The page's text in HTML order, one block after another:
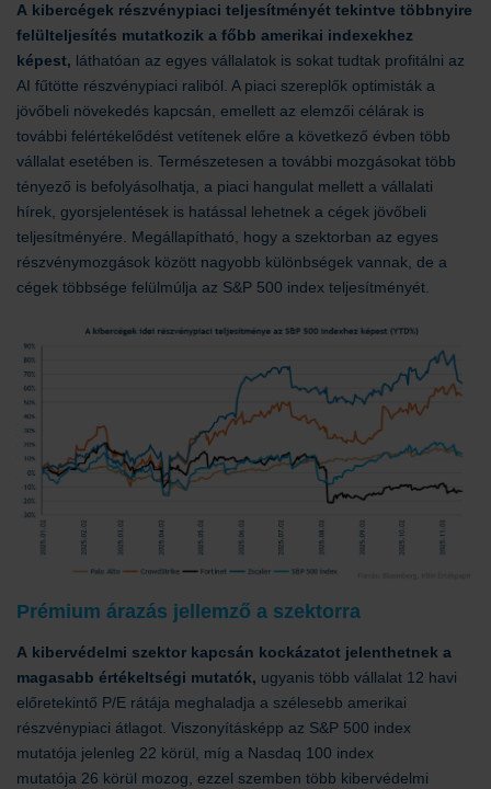
A kibercégek részvénypiaci teljesítményét tekintve többnyire
felülteljesítés mutatkozik a főbb amerikai indexekhez
képest, láthatóan az egyes vállalatok is sokat tudtak profitálni az
AI fűtötte részvénypiaci raliból. A piaci szereplők optimisták a
jövőbeli növekedés kapcsán, emellett az elemzői célárak is
további felértékelődést vetítenek előre a következő évben több
vállalat esetében is. Természetesen a további mozgásokat több
tényező is befolyásolhatja, a piaci hangulat mellett a vállalati
hírek, gyorsjelentések is hatással lehetnek a cégek jövőbeli
teljesítményére. Megállapítható, hogy a szektorban az egyes
részvénymozgások között nagyobb különbségek vannak, de a
cégek többsége felülmúlja az S&P 500 index teljesítményét.
Prémium árazás jellemző a szektorra
A kibervédelmi szektor kapcsán kockázatot jelenthetnek a
magasabb értékeltségi mutatók, ugyanis több vállalat 12 havi
előretekintő P/E rátája meghaladja a szélesebb amerikai
részvénypiaci átlagot. Viszonyításképp az S&P 500 index
mutatója jelenleg 22 körül, míg a Nasdaq 100 index
mutatója 26 körül mozog, ezzel szemben több kibervédelmi